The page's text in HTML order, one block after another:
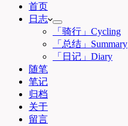
首页
日志
「骑行」Cycling
「总结」Summary
「日记」Diary
随笔
笔记
归档
关于
留言